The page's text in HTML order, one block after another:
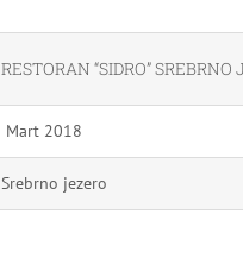
RESTORAN “SIDRO” SREBRNO
Mart 2018
Srebrno jezero